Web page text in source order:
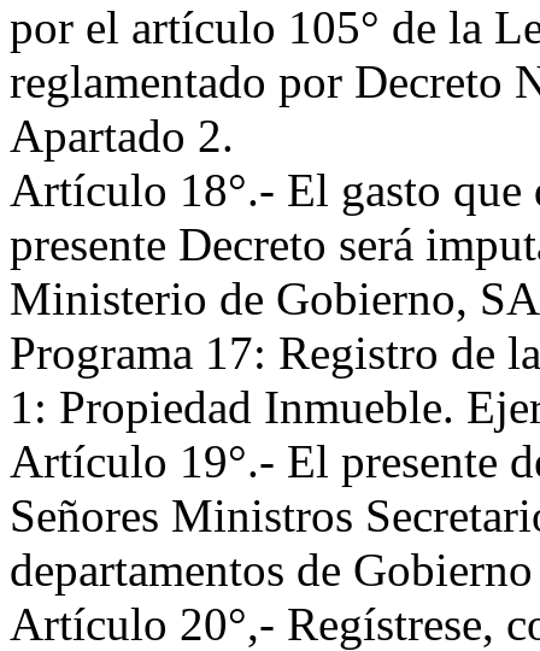
por el artículo 105° de la
reglamentado por Decreto
Apartado 2.
Artículo 18°.- El gasto
presente Decreto será
Ministerio de Gobierno,
Programa 17: Registro de
1: Propiedad Inmueble.
Artículo 19°.- El presente
Señores Ministros
departamentos de
Artículo 20°,- Regístrese,